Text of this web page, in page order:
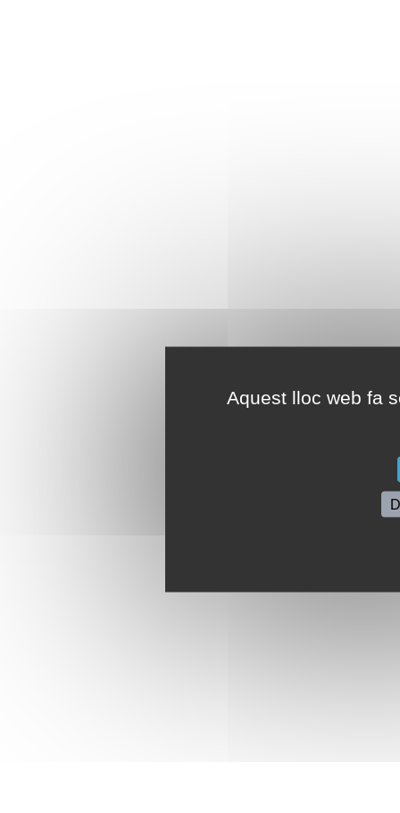
Aquest lloc web fa